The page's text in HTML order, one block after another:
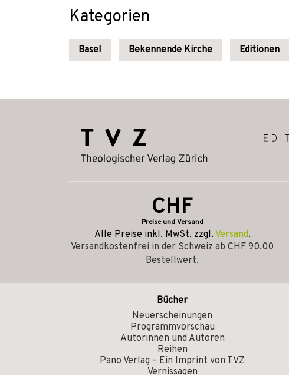
Kategorien
Basel Bekennende Kirche Editionen
CHF
Preise und Versand
Alle Preise inkl. MwSt, zzgl. Versand.
Versandkostenfrei in der Schweiz ab CHF 90.00
Bestellwert.
Bücher
Neuerscheinungen
Programmvorschau
Autorinnen und Autoren
Reihen
Pano Verlag – Ein Imprint von TVZ
Vernissagen